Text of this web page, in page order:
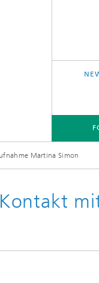
Martina Simon